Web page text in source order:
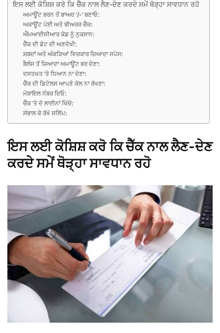
ਇਸ ਲਈ ਕੋਸ਼ਿਸ਼ ਕਰੋ ਕਿ ਚੈੱਕ ਨਾਲ ਲੈਣ-ਦੇਣ ਕਰਦੇ ਸਮੇਂ ਥੋੜ੍ਹਾ ਸਾਵਧਾਨ ਰਹੋ
ਅਮਾਊਂਟ ਭਰਨ ਤੋਂ ਬਾਅਦ ‘/-’ ਬਣਾਓ:
ਅਕਾਊਂਟ ਪੇਈ ਅਤੇ ਬੀਅਰਰ ਚੈੱਕ:
ਐੱਮਆਈਸੀਆਰ ਕੋਡ ਨੂੰ ਨੁਕਸਾਨ:
ਚੈੱਕ ਦੀ ਡੇਟ ਦੀ ਅਣਦੇਖੀ:
ਸ਼ਬਦਾਂ ਅਤੇ ਅੰਕੜਿਆਂ ਵਿਚਕਾਰ ਜ਼ਿਆਦਾ ਸਪੇਸ:
ਬੈਲੰਸ ਤੋਂ ਜ਼ਿਆਦਾ ਅਮਾਊਂਟ ਭਰ ਦੇਣਾ:
ਦਸਤਖ਼ਤ ’ਤੇ ਧਿਆਨ ਨਾ ਦੇਣਾ:
ਚੈੱਕ ਦੀ ਡਿਟੇਲਸ ਆਪਣੇ ਕੋਲ ਨਾ ਰੱਖਣਾ:
ਮੋਬਾਇਲ ਨੰਬਰ ਦਿਓ:
ਚੈੱਕ ’ਤੇ ਦੋ ਲਾਈਨਾਂ ਖਿੱਚੋ:
ਸੰਭਾਲ ਕੇ ਰੱਖੋ ਸਲਿੱਪ:
ਇਸ ਲਈ ਕੋਸ਼ਿਸ਼ ਕਰੋ ਕਿ ਚੈੱਕ ਨਾਲ ਲੈਣ-ਦੇਣ
ਕਰਦੇ ਸਮੇਂ ਥੋੜ੍ਹਾ ਸਾਵਧਾਨ ਰਹੋ